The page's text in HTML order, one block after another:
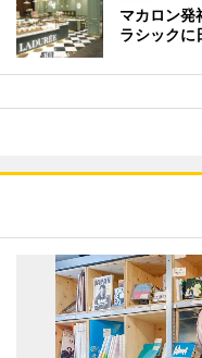
マカロン
ラシックに